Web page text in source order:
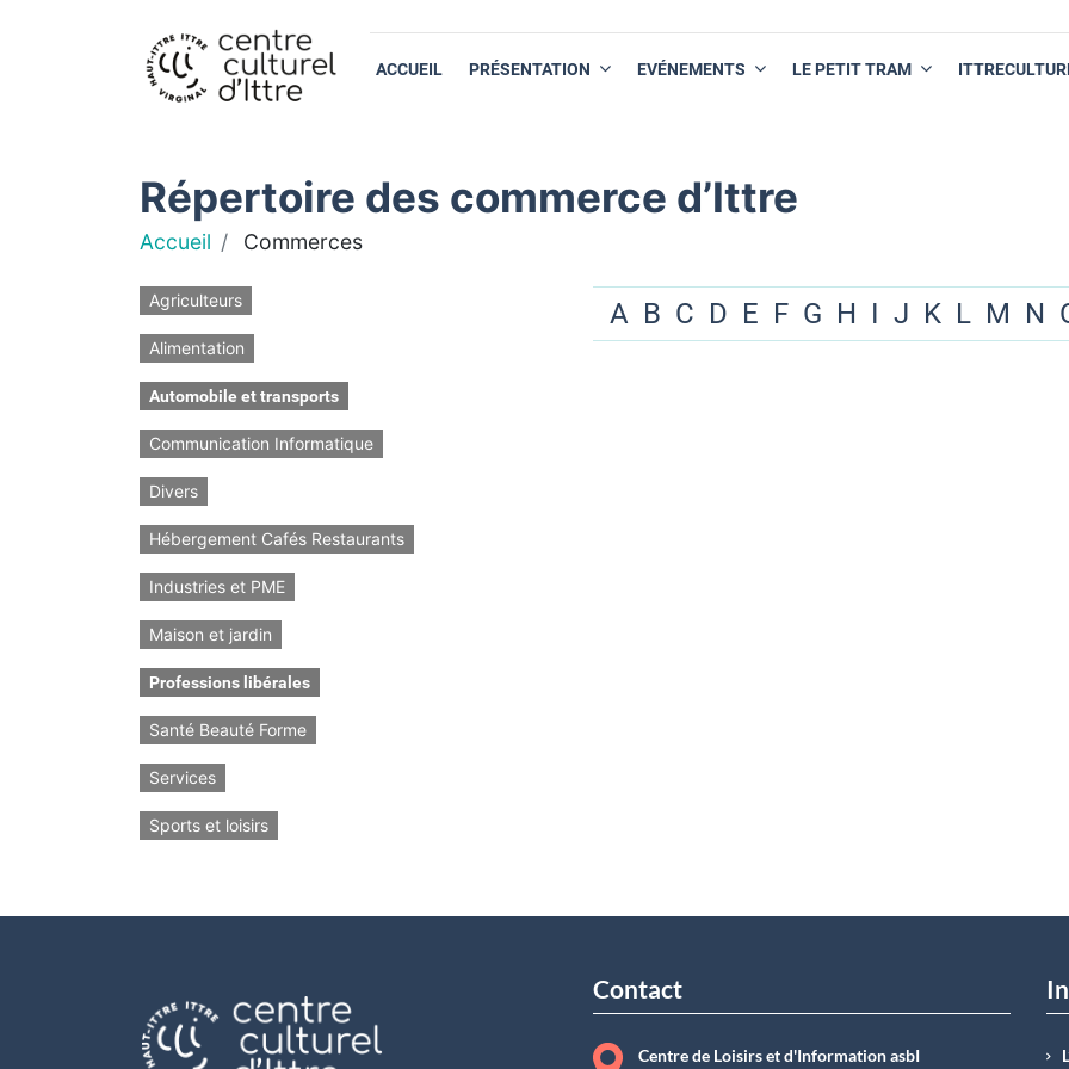
ACCUEIL PRÉSENTATION EVÉNEMENTS LE PETIT TRAM
Répertoire des commerce d’Ittre
Accueil Commerces
Agriculteurs
Alimentation
Automobile et transports
Communication Informatique
Divers
Hébergement Cafés Restaurants
Industries et PME
Maison et jardin
Professions libérales
Santé Beauté Forme
Services
Sports et loisirs
A B C D E F G H I J K L M N
Contact
Centre de Loisirs et d'Information asbI